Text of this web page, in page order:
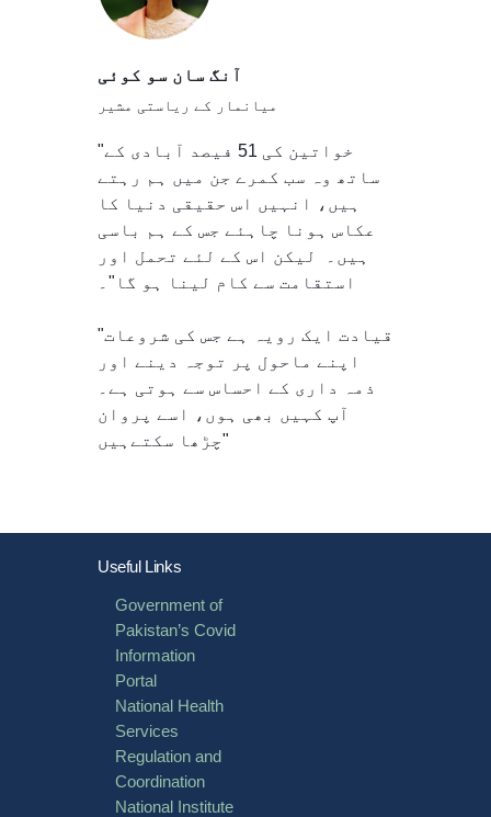
آنگ سان سو کوئی
میانمار کے ریاستی مشیر
"خواتین کی 51 فیصد آبادی کے
ساتھ وہ سب کمرے جن میں ہم رہتے
ہیں، انہیں اس حقیقی دنیا کا
عکاس ہونا چاہئے جس کے ہم باسی
ہیں۔ لیکن اس کے لئے تحمل اور
استقامت سے کام لینا ہو گا"۔
"قیادت ایک رویہ ہے جس کی شروعات
اپنے ماحول پر توجہ دینے اور
ذمہ داری کے احساس سے ہوتی ہے۔
آپ کہیں بھی ہوں، اسے پروان
چڑھا سکتےہیں"
Useful Links
Government of
Pakistan’s Covid
Information
Portal
National Health
Services
Regulation and
Coordination
National Institute